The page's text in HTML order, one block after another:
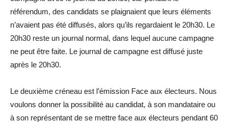
référendum, des candidats se plaignaient que leurs éléments
n’avaient pas été diffusés, alors qu’ils regardaient le 20h30. Le
20h30 reste un journal normal, dans lequel aucune campagne
ne peut être faite. Le journal de campagne est diffusé juste
après le 20h30.
Le deuxième créneau est l’émission Face aux électeurs. Nous
voulons donner la possibilité au candidat, à son mandataire ou
à son représentant de se mettre face aux électeurs pendant 60